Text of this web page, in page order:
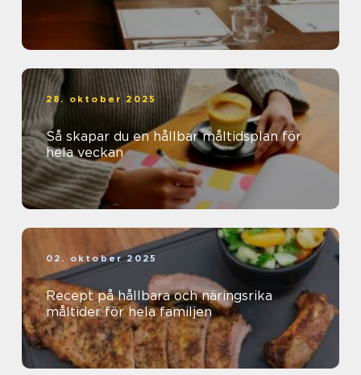
28. oktober 2025
Så skapar du en hållbar måltidsplan för
hela veckan
02. oktober 2025
Recept på hållbara och näringsrika
måltider för hela familjen